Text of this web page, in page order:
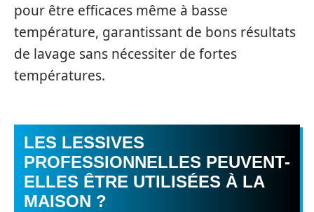
pour être efficaces même à basse
température, garantissant de bons résultats
de lavage sans nécessiter de fortes
températures.
LES LESSIVES
PROFESSIONNELLES PEUVENT-
ELLES ÊTRE UTILISÉES À LA
MAISON ?